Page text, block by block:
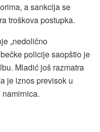
a sankcija se
troškova postupka.
„nedolično
policije saopštio je
Mladić još razmatra
je iznos previsok u